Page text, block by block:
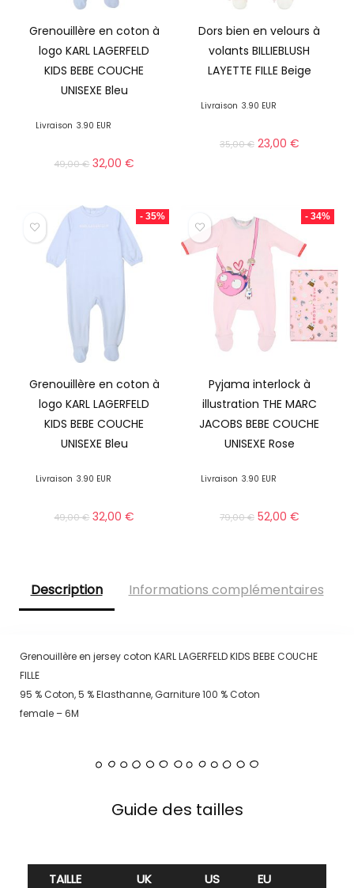
Grenouillère en coton à
logo KARL LAGERFELD
KIDS BEBE COUCHE
UNISEXE Bleu
Livraison 3.90 EUR
49,00€ 32,00€
Dors bien en velours à
volants BILLIEBLUSH
LAYETTE FILLE Beige
Livraison 3.90 EUR
35,00€ 23,00 €
- 35%
Grenouillère en coton à
logo KARL LAGERFELD
KIDS BEBE COUCHE
UNISEXE Bleu
Livraison 3.90 EUR
49,00€ 32,00€
- 34%
Pyjama interlock à
illustration THE MARC
JACOBS BEBE COUCHE
UNISEXE Rose
Livraison 3.90 EUR
79,00€ 52,00 €
Description Informations complémentaires
Grenouillère en jersey coton KARL LAGERFELD KIDS BEBE COUCHE
FILLE
95 % Coton, 5 % Elasthanne, Garniture 100 % Coton
female – 6M
Guide des tailles
TAILLE UK US
EU